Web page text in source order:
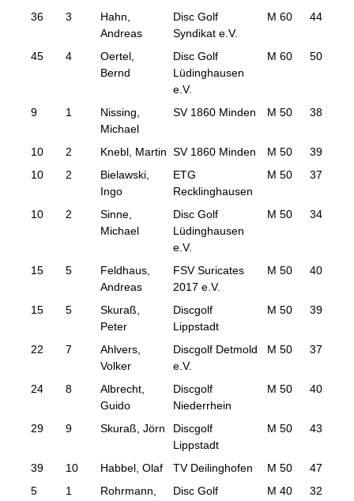
36 3
Hahn,
Andreas
Disc Golf
Syndikat e.V.
M 60 44
45 4
Oertel,
Bernd
Disc Golf
Lüdinghausen
e.V.
M 60 50
9 1
Nissing,
Michael
SV 1860 Minden M 50 38
10 2 Knebl, Martin SV 1860 Minden M 50 39
10
2
Bielawski,
Ingo
ETG
Recklinghausen
M 50 37
10 2
Sinne,
Michael
Disc Golf
Lüdinghausen
e.V.
M 50 34
15 5
Feldhaus,
Andreas
FSV Suricates
2017 e.V.
M 50 40
15 5
Skuraß,
Peter
Discgolf
Lippstadt
M 50 39
22 7
Ahlvers,
Volker
Discgolf Detmold
e.V.
M 50 37
24 8
Albrecht,
Guido
Discgolf
Niederrhein
M 50 40
29 9 Skuraß, Jörn
Discgolf
Lippstadt
M 50 43
39 10 Habbel, Olaf TV Deilinghofen M 50 47
5
1
Rohrmann,
Disc Golf
M 40 32